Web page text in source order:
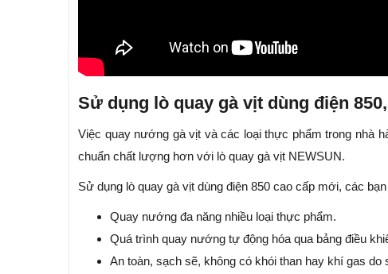
Sử dụng lò quay gà vịt dùng điện
Việc quay nướng gà vịt và các loại thực phẩm trong nhà
chuẩn chất lượng hơn với lò quay gà vịt NEWSUN.
Sử dụng lò quay gà vịt dùng điện 850 cao cấp mới, các
Quay nướng đa năng nhiều loại thực phẩm.
Quá trình quay nướng tự động hóa qua bảng điều
An toàn, sạch sẽ, không có khói than hay khí gas do